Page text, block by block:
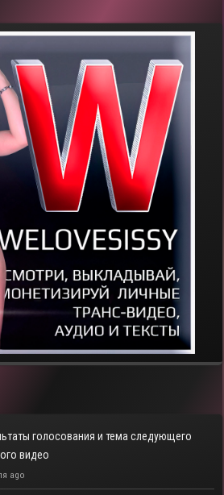
голосования и тема следующего
видео
ago